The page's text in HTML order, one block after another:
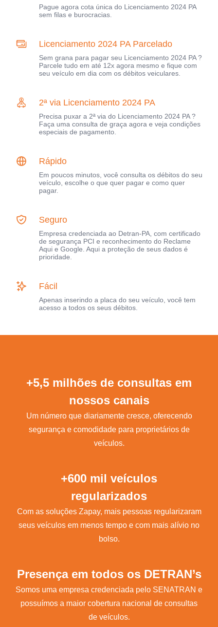
Pague agora cota única do Licenciamento 2024 PA
sem filas e burocracias.
Licenciamento 2024 PA Parcelado
Sem grana para pagar seu Licenciamento 2024 PA ?
Parcele tudo em até 12x agora mesmo e fique com
seu veículo em dia com os débitos veiculares.
2ª via Licenciamento 2024 PA
Precisa puxar a 2ª via do Licenciamento 2024 PA ?
Faça uma consulta de graça agora e veja condições
especiais de pagamento.
Rápido
Em poucos minutos, você consulta os débitos do seu
veículo, escolhe o que quer pagar e como quer
pagar.
Seguro
Empresa credenciada ao Detran-PA, com certificado
de segurança PCI e reconhecimento do Reclame
Aqui e Google. Aqui a proteção de seus dados é
prioridade.
Fácil
Apenas inserindo a placa do seu veículo, você tem
acesso a todos os seus débitos.
+5,5 milhões de consultas em
nossos canais
Um número que diariamente cresce, oferecendo
segurança e comodidade para proprietários de
veículos.
+600 mil veículos
regularizados
Com as soluções Zapay, mais pessoas regularizaram
seus veículos em menos tempo e com mais alívio no
bolso.
Presença em todos os DETRAN’s
Somos uma empresa credenciada pelo SENATRAN e
possuímos a maior cobertura nacional de consultas
de veículos.